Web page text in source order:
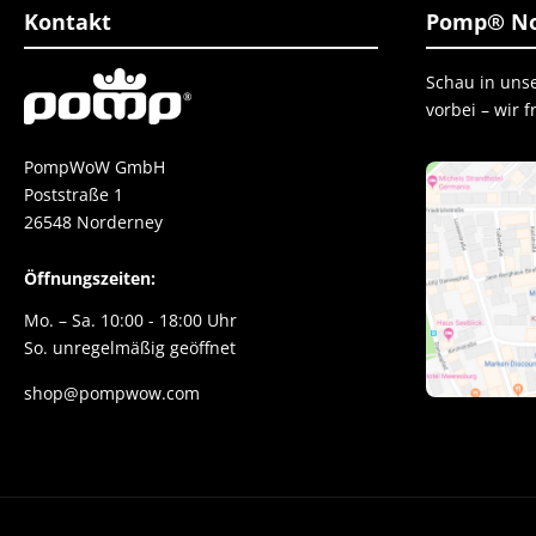
Kontakt
PompWoW GmbH
Poststraße 1
26548 Norderney
Öffnungszeiten:
Mo. – Sa. 10:00 - 18:00 Uhr
So. unregelmäßig geöffnet
shop@pompwow.com
Pomp®
Schau in
vorbei – wir